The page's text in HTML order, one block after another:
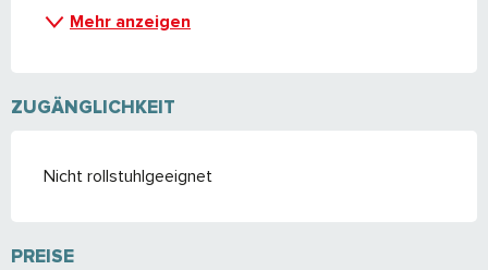
Mehr anzeigen
ZUGÄNGLICHKEIT
Nicht rollstuhlgeeignet
PREISE